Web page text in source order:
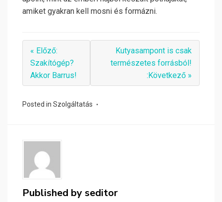
amiket gyakran kell mosni és formázni.
« Előző:
Szakítógép?
Akkor Barrus!
Kutyasampont is csak
természetes forrásból!
:Következő »
Posted in Szolgáltatás
Published byseditor